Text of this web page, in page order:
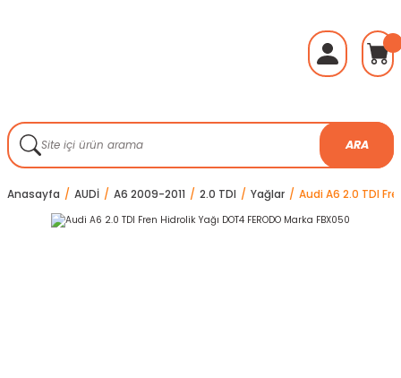
ARA
Anasayfa AUDİ A6 2009-2011 2.0 TDI Yağlar Audi A6 2.0 TDI